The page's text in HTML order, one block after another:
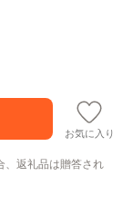
お気に入り
、返礼品は贈答され